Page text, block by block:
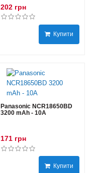
202 грн
Купити
Panasonic NCR18650BD
3200 mAh - 10А
171 грн
Купити